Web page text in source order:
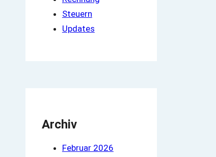
Steuern
Updates
Archiv
Februar 2026